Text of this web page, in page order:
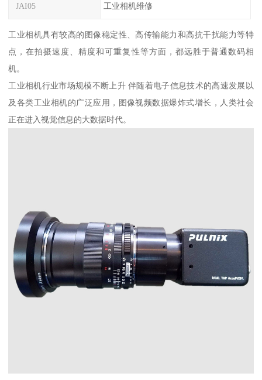
JAI05 工业相机维修
工业相机具有较高的图像稳定性、高传输能力和高抗干扰能力等特
点，在拍摄速度、精度和可重复性等方面，都远胜于普通数码相
机。
工业相机行业市场规模不断上升 伴随着电子信息技术的高速发展以
及各类工业相机的广泛应用，图像视频数据爆炸式增长，人类社会
正在进入视觉信息的大数据时代。